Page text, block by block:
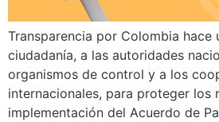
Transparencia por Colombia hace
ciudadanía, a las autoridades
organismos de control y a los
internacionales, para proteger los
implementación del Acuerdo de